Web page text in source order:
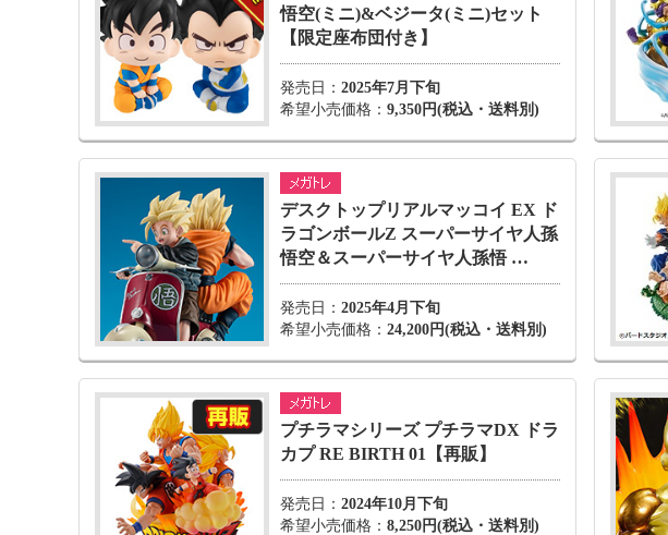
悟空(ミニ)&ベジータ(ミニ)セット
【限定座布団付き】
発売日： 2025年7月下旬
希望小売価格： 9,350円(税込・送料別)
デスクトップリアルマッコイ EX ド
ラゴンボールZ スーパーサイヤ人孫
悟空＆スーパーサイヤ人孫悟 …
発売日： 2025年4月下旬
希望小売価格： 24,200円(税込・送料別)
プチラマシリーズ プチラマDX ドラ
カプ RE BIRTH 01【再販】
発売日： 2024年10月下旬
希望小売価格： 8,250円(税込・送料別)